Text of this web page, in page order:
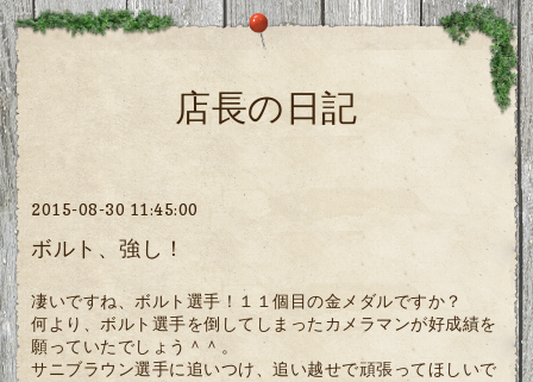
店長の日記
2015-08-30 11:45:00
ボルト、強し！
凄いですね、ボルト選手！１１個目の金メダルですか？
何より、ボルト選手を倒してしまったカメラマンが好成績を
願っていたでしょう＾＾。
サニブラウン選手に追いつけ、追い越せで頑張ってほしいで